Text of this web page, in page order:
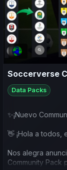
Soccerverse
Data Packs
✨️¡Nuevo
👋 ¡Hola a
Nos alegra
Community Pack